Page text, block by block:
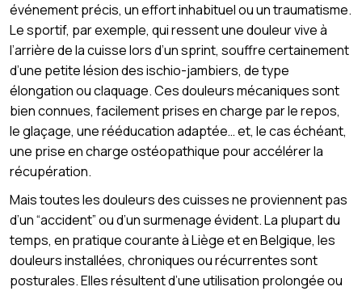
événement précis, un effort inhabituel ou un traumatisme.
Le sportif, par exemple, qui ressent une douleur vive à
l’arrière de la cuisse lors d’un sprint, souffre certainement
d’une petite lésion des ischio-jambiers, de type
élongation ou claquage. Ces douleurs mécaniques sont
bien connues, facilement prises en charge par le repos,
le glaçage, une rééducation adaptée… et, le cas échéant,
une prise en charge ostéopathique pour accélérer la
récupération.
Mais toutes les douleurs des cuisses ne proviennent pas
d’un “accident” ou d’un surmenage évident. La plupart du
temps, en pratique courante à Liège et en Belgique, les
douleurs installées, chroniques ou récurrentes sont
posturales. Elles résultent d’une utilisation prolongée ou